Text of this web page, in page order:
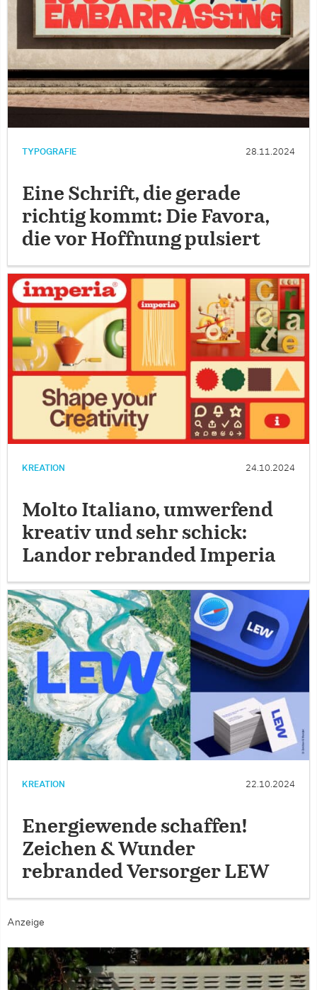
TYPOGRAFIE 28.11.2024
Eine Schrift, die gerade
richtig kommt: Die Favora,
die vor Hoffnung pulsiert
KREATION 24.10.2024
Molto Italiano, umwerfend
kreativ und sehr schick:
Landor rebranded Imperia
KREATION 22.10.2024
Energiewende schaffen!
Zeichen & Wunder
rebranded Versorger LEW
Anzeige